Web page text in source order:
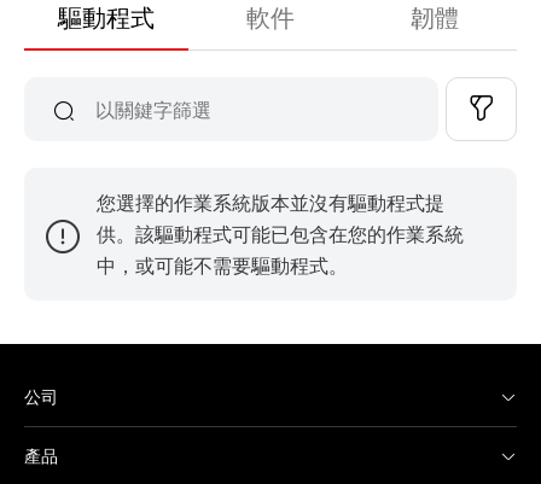
驅動程式 軟件 韌體
您選擇的作業系統版本並沒有驅動程式提
供。該驅動程式可能已包含在您的作業系統
中，或可能不需要驅動程式。
公司
產品